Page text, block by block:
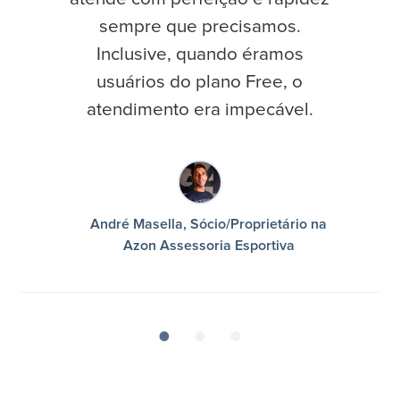
sempre que precisamos.
Inclusive, quando éramos
usuários do plano Free, o
atendimento era impecável.
André Masella, Sócio/Proprietário na
Azon Assessoria Esportiva